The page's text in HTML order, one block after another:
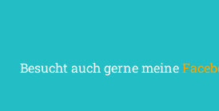
Besucht auch gerne meine